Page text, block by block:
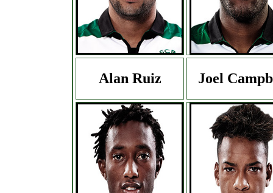
Alan Ruiz Joel